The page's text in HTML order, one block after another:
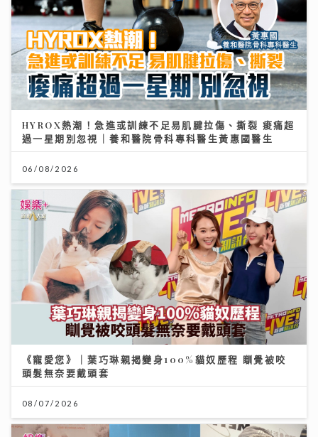
HYROX熱潮！急進或訓練不足易肌腱拉傷、撕裂 痠痛超
過一星期別忽視｜養和醫院骨科專科醫生黃惠國醫生
06/08/2026
《寵愛您》｜葉巧琳親揭變身100%貓奴歷程 瞓覺被咬
頭髮無奈要戴頭套
08/07/2026